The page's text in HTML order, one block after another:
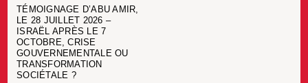
TÉMOIGNAGE D’ABU AMIR,
LE 28 JUILLET 2026 –
ISRAËL APRÈS LE 7
OCTOBRE, CRISE
GOUVERNEMENTALE OU
TRANSFORMATION
SOCIÉTALE ?